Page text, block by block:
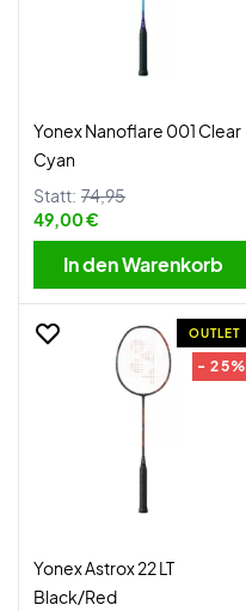
Yonex Nanoflare 001 Clear
Cyan
Statt: 74,95
49,00 €
In den Warenkorb
OUTLET
- 25%
Yonex Astrox 22 LT
Black/Red